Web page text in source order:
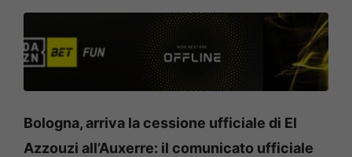
Bologna, arriva la cessione ufficiale di El
Azzouzi all’Auxerre: il comunicato ufficiale